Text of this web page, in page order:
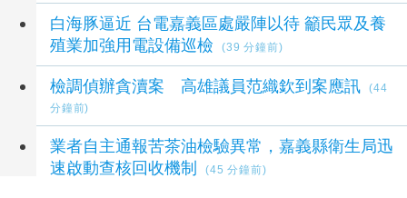
白海豚逼近 台電嘉義區處嚴陣以待 籲民眾及養
殖業加強用電設備巡檢
(39 分鐘前)
檢調偵辦貪瀆案 高雄議員范織欽到案應訊
(44
分鐘前)
業者自主通報苦茶油檢驗異常，嘉義縣衛生局迅
速啟動查核回收機制
(45 分鐘前)